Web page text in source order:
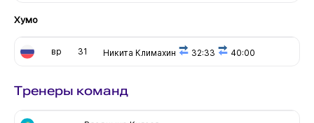
Хумо
вр 31 Никита Климахин 32:33 40:00
Тренеры команд